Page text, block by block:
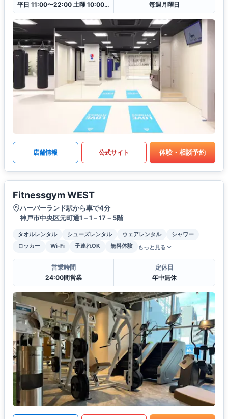
平日 11:00〜22:00 土曜 10:00〜20:00 日・祝 10:00〜18:00
毎週月曜日
店舗情報 公式サイト 体験・相談予約
Fitnessgym WEST
ハーバーランド駅から車で4分
神戸市中央区元町通1－1－17－5階
タオルレンタル シューズレンタル ウェアレンタル
シャワー
ロッカー
Wi-Fi 子連れOK 無料体験 もっと見る
営業時間
24:00間営業
定休日
年中無休